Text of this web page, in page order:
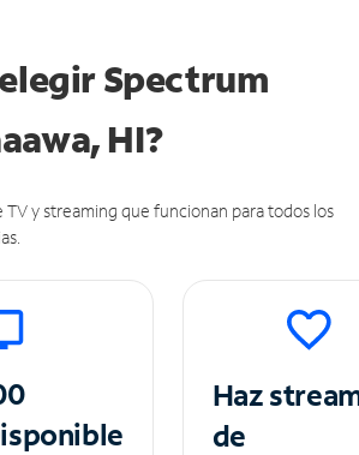
Spectrum
HI?
y streaming que funcionan para todos los
Haz
de